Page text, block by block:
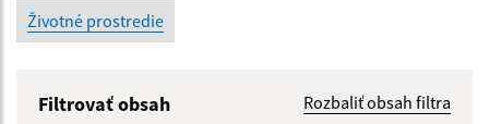
Životné prostredie
Filtrovať obsah Rozbaliť obsah filtra